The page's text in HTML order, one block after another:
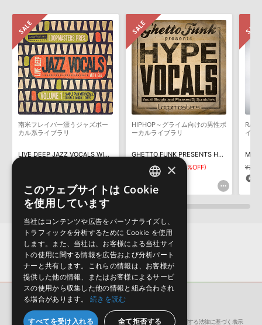
知らせするメールの2通が送信されます。メールに記載されており
ます説明に沿って、製品のダウンロード／導入を行って下さい。
サンプルパック製品には、原則として日本語版操作マニュアルをご
用意しておりません。ご購入後のご不明点や詳細に関するお問い合
わせなどはテクニカルサポート
までご連絡ください。
デモソングは、製品収録サウンドを使ってできることを紹介するた
めのデモンストレーション用の楽曲です。原則として、デモソング
そのものをお使いいただくことはできません。また、デモソングを
構成する全てのサウンドが、サンプルパックに含まれていることを
保証するものではありません。
しかねます。
おります。ご覧頂くには、該当する製品をご購入頂く必要がございます。
VOCAL XTCのサポート情報
南米フレイバー漂うジャズボー
カル系ライブラリ
LIVE DEEP JAZZ VOCALS WITH GIA
HIPHOP～グライム向けの男性ボ
ーカルライブラリ
GHETTO FUNK PRESENTS HYPE VOCALS
¥6,380 ¥4,466(30%OFF)
223pt
RAP
イア
サンプルパック
会社概要 環境保護（CSR）への取り組み 特定商取引に関する法律に基づく表示
ENGLISH
×
このウェブサイトは Cookie
を使用しています
当社はコンテンツや広告をパーソナライズし、
トラフィックを分析するために Cookie を使用
します。また、当社は、お客様による当社サイ
トの使用に関する情報を広告および分析パート
ナーと共有します。これらの情報は、お客様が
提供した他の情報、またはお客様によるサービ
スの使用から収集した他の情報と組み合わされ
る場合があります。
続きを読む
すべてを受け入れる 全て拒否する